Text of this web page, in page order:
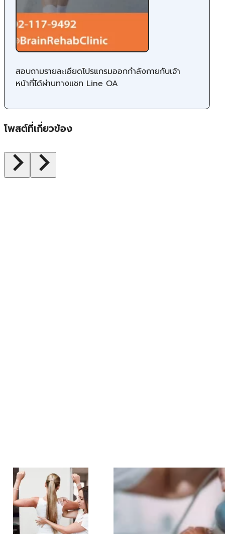
สอบถามรายละเอียดโปรแกรมออกกำลังกายกับเจ้า
หน้าที่ได้ผ่านทางแชท Line OA
โพสต์ที่เกี่ยวข้อง